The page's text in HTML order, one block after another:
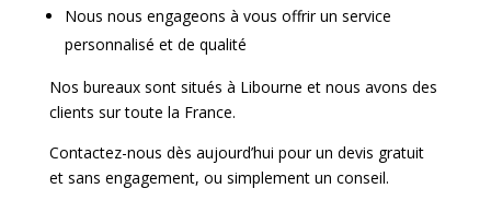
C
o
m
p
l
é
Nous nous engageons à vous offrir un service
personnalisé et de qualité
Nos bureaux sont situés à Libourne et nous avons des
clients sur toute la France.
Contactez-nous dès aujourd’hui pour un devis gratuit
et sans engagement, ou simplement un conseil.